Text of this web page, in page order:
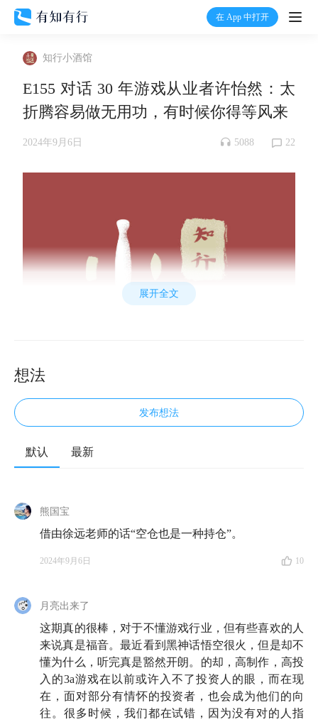
在 App 中打开
打
有知
加入我们
知行小酒馆
E155 对话 30 年游戏从业者许怡然：太
折腾容易做无用功，有时候你得等风来
2024年9月6日 5088 22
🎮 欢迎来到知行小酒馆，这是一档有知有行出品的播
雨白。
今天的小酒馆迎来了一位重量级嘉宾，也是我一直想介
绍给大家的朋友——许怡然老师。许老师是游戏行业的
PC 游戏、页游到手游的整个发展历程。他是
MultiMetaverse 的 CEO，曾担任多个游戏公司高管职
位，包括乐游科技控股 CEO、巨人网络投资总监、完
美世界首席商务官等。
我和许老师有幸共事过一段时间，每一次对话都能感受
到他对游戏行业的洞察，对很多事物的理解，用游戏玩
展开全文
想法
发布想法
默认 最新
熊国宝
借由徐远老师的话“空仓也是一种持仓”。
2024年9月6日 10
月亮出来了
这期真的很棒，对于不懂游戏行业，但有些喜欢的人
来说真是福音。最近看到黑神话悟空很火，但是却不
懂为什么，听完真是豁然开朗。的却，高制作，高投
入的3a游戏在以前或许入不了投资人的眼，而在现
在，面对部分有情怀的投资者，也会成为他们的向
往。很多时候，我们都在试错，因为没有对的人指